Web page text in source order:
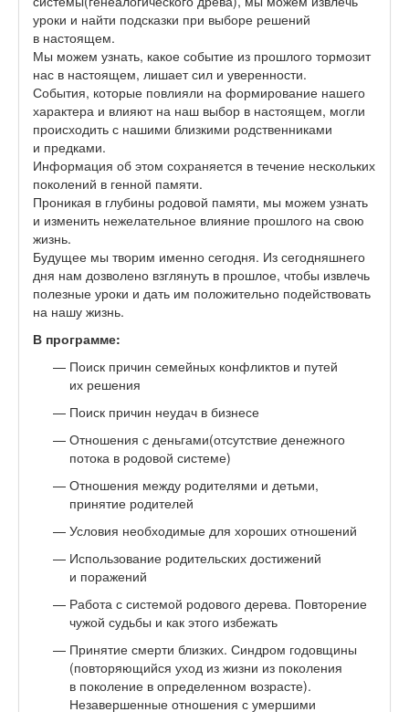
уроки и найти подсказки при выборе решений
в настоящем.
Мы можем узнать, какое событие из прошлого тормозит
нас в настоящем, лишает сил и уверенности.
События, которые повлияли на формирование нашего
характера и влияют на наш выбор в настоящем, могли
происходить с нашими близкими родственниками
и предками.
Информация об этом сохраняется в течение нескольких
поколений в генной памяти.
Проникая в глубины родовой памяти, мы можем узнать
и изменить нежелательное влияние прошлого на свою
жизнь.
Будущее мы творим именно сегодня. Из сегодняшнего
дня нам дозволено взглянуть в прошлое, чтобы извлечь
полезные уроки и дать им положительно подействовать
на нашу жизнь.
В программе:
Поиск причин семейных конфликтов и путей
их решения
Поиск причин неудач в бизнесе
Отношения с деньгами(отсутствие денежного
потока в родовой системе)
Отношения между родителями и детьми,
принятие родителей
Условия необходимые для хороших отношений
Использование родительских достижений
и поражений
Работа с системой родового дерева. Повторение
чужой судьбы и как этого избежать
Принятие смерти близких. Синдром годовщины
(повторяющийся уход из жизни из поколения
в поколение в определенном возрасте).
Незавершенные отношения с умершими